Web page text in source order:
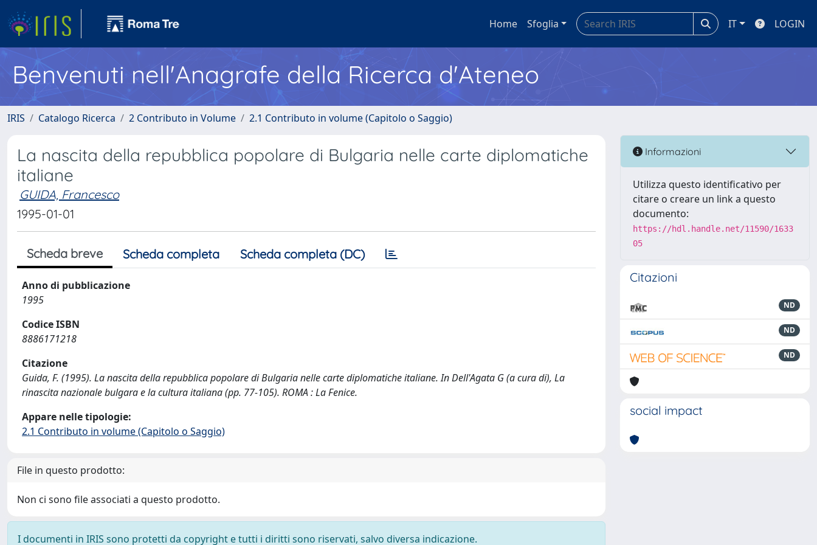
Home Sfoglia IT LOGIN
Benvenuti nell'Anagrafe della Ricerca d'Ateneo
IRIS Catalogo Ricerca 2 Contributo in Volume 2.1 Contributo in volume (Capitolo o Saggio)
La nascita della repubblica popolare di Bulgaria nelle carte diplomatiche
italiane
GUIDA, Francesco
1995-01-01
Scheda breve Scheda completa Scheda completa (DC)
Anno di pubblicazione
1995
Codice ISBN
8886171218
Citazione
Guida, F. (1995). La nascita della repubblica popolare di Bulgaria nelle carte diplomatiche italiane. In Dell'Agata G (a cura di), La
rinascita nazionale bulgara e la cultura italiana (pp. 77-105). ROMA : La Fenice.
Appare nelle tipologie:
2.1 Contributo in volume (Capitolo o Saggio)
File in questo prodotto:
Non ci sono file associati a questo prodotto.
I documenti in IRIS sono protetti da copyright e tutti i diritti sono riservati, salvo diversa indicazione.
Informazioni
Utilizza questo identificativo per
citare o creare un link a questo
documento:
https://hdl.handle.net/11590/1633
05
Citazioni
ND
ND
ND
social impact